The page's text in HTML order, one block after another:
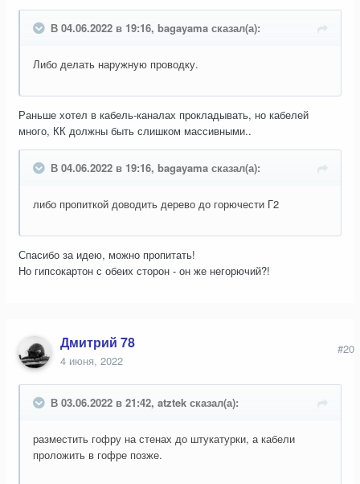
В 04.06.2022 в 19:16, bagayama сказал(а):
Либо делать наружную проводку.
Раньше хотел в кабель-каналах прокладывать, но кабелей
много, КК должны быть слишком массивными..
В 04.06.2022 в 19:16, bagayama сказал(а):
либо пропиткой доводить дерево до горючести Г2
Спасибо за идею, можно пропитать!
Но гипсокартон с обеих сторон - он же негорючий?!
Дмитрий 78
4 июня, 2022
#20
В 03.06.2022 в 21:42, atztek сказал(а):
разместить гофру на стенах до штукатурки, а кабели
проложить в гофре позже.